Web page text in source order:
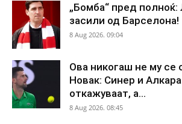
„Бомба“ пред полноќ:
засили од Барселона!
8 Aug 2026. 09:04
Ова никогаш не му се
Новак: Синер и
откажуваат, а...
8 Aug 2026. 08:45